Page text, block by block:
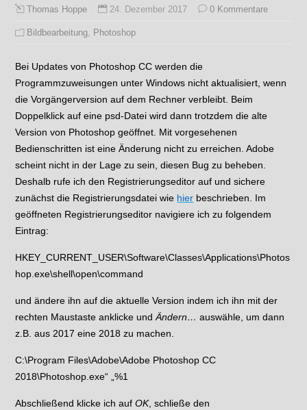
Thomas Hoppe 24. Dezember 2017 0 Kommentare
Bildbearbeitung, Photoshop
Bei Updates von Photoshop CC werden die
Programmzuweisungen unter Windows nicht aktualisiert, wenn
die Vorgängerversion auf dem Rechner verbleibt. Beim
Doppelklick auf eine psd-Datei wird dann trotzdem die alte
Version von Photoshop geöffnet. Mit vorgesehenen
Bedienschritten ist eine Änderung nicht zu erreichen. Adobe
scheint nicht in der Lage zu sein, diesen Bug zu beheben.
Deshalb rufe ich den Registrierungseditor auf und sichere
zunächst die Registrierungsdatei wie hier beschrieben. Im
geöffneten Registrierungseditor navigiere ich zu folgendem
Eintrag:
HKEY_CURRENT_USER\Software\Classes\Applications\Photos
hop.exe\shell\open\command
und ändere ihn auf die aktuelle Version indem ich ihn mit der
rechten Maustaste anklicke undÄndern… auswähle, um dann
z.B. aus 2017 eine 2018 zu machen.
C:\Program Files\Adobe\Adobe Photoshop CC
2018\Photoshop.exe“ „%1
Abschließend klicke ich aufOK, schließe den